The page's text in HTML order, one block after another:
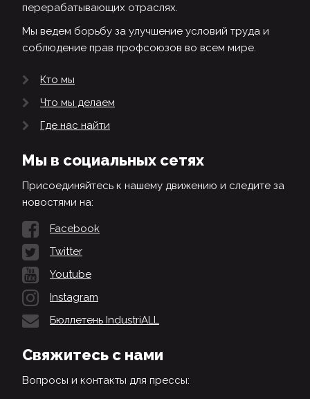
перерабатывающих отраслях.
Мы ведем борьбу за улучшение условий труда и
соблюдение прав профсоюзов во всем мире.
Кто мы
Что мы делаем
Где нас найти
Мы в социальных сетях
Присоединяйтесь к нашему движению и следите за
новостями на:
Facebook
Twitter
Youtube
Instagram
Бюллетень IndustriALL
Свяжитесь с нами
Вопросы и контакты для прессы: